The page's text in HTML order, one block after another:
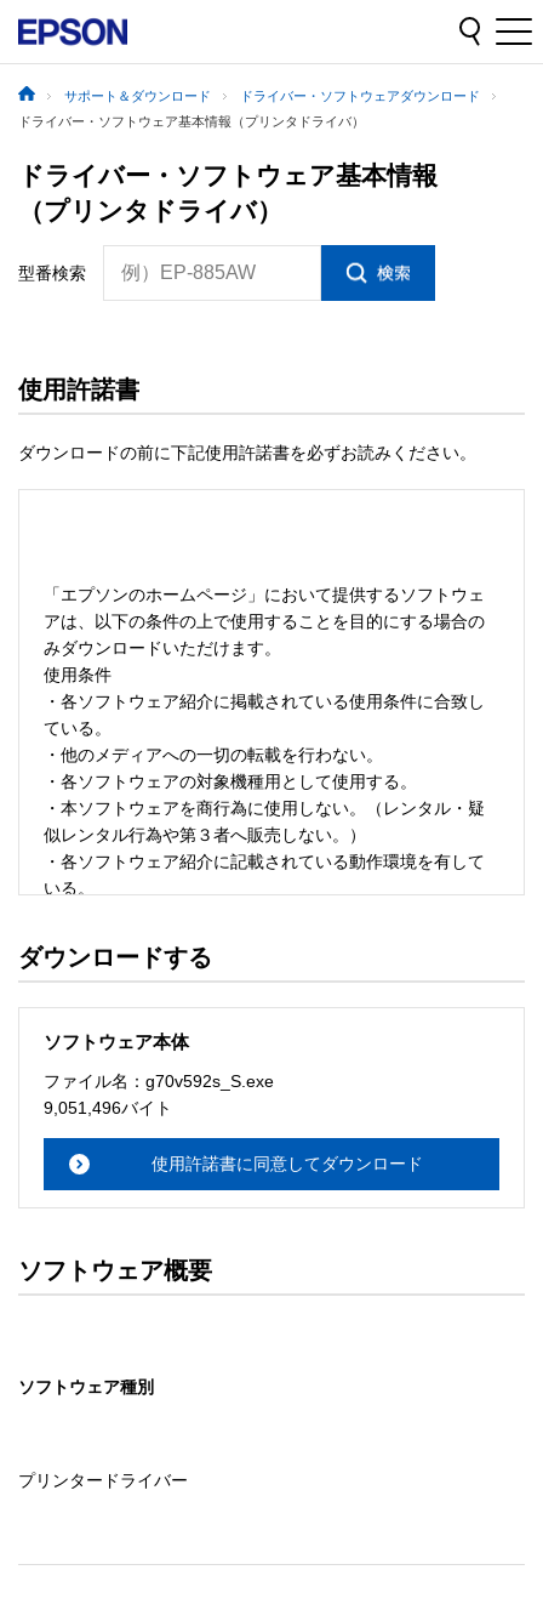
サポート＆ダウンロード
ドライバー・ソフトウェアダウンロード
ドライバー・ソフトウェア基本情報（プリンタドライバ）
ドライバー・ソフトウェア基本情報
（プリンタドライバ）
型番検索 例）EP-885AW
使用許諾書
ダウンロードの前に下記使用許諾書を必ずお読みください。
「エプソンのホームページ」において提供するソフトウェ
アは、以下の条件の上で使用することを目的にする場合の
みダウンロードいただけます。
使用条件
・各ソフトウェア紹介に掲載されている使用条件に合致し
ている。
・他のメディアへの一切の転載を行わない。
・各ソフトウェアの対象機種用として使用する。
・本ソフトウェアを商行為に使用しない。（レンタル・疑
似レンタル行為や第３者へ販売しない。）
・各ソフトウェア紹介に記載されている動作環境を有して
いる。
・ソフトウェアを改変、またはリバースエンジニアリング
ソフトウェアのサポート
・本サーバでは、ユーザーサポートは行いません。搭載ソ
メーションセンターまでお願い
ルをお読み下さい。
ソフトウェアの保証範囲
・ソフトウェアのダウンロード・導入はお客様の責任にお
セイコーエプソン株式会社に帰属します。
ダウンロードする
ソフトウェア本体
ファイル名：g70v592s_S.exe
9,051,496バイト
使用許諾書に同意してダウンロード
ソフトウェア概要
ソフトウェア種別
プリンタードライバー